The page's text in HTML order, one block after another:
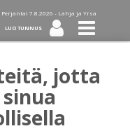
Perjantai 7.8.2026 - Lahja ja Yrsa
LUO TUNNUS
diginä
jotta